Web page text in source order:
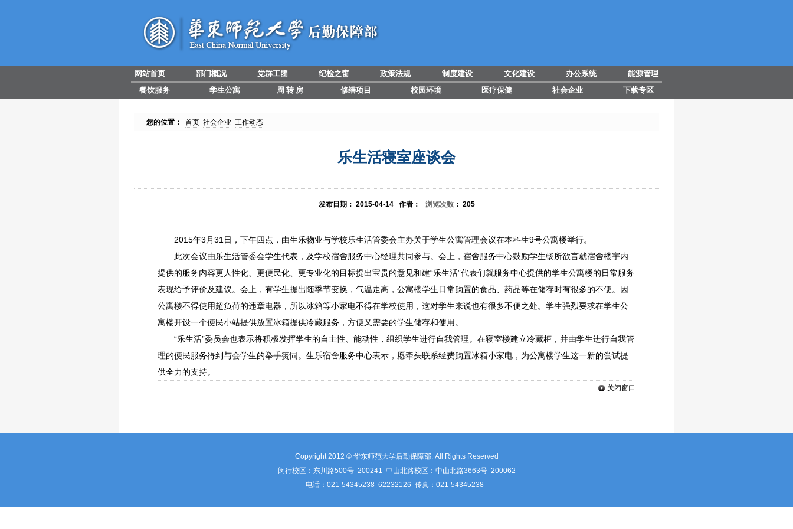
网站首页 部门概况 党群工团 纪检之窗 政策法规 制度建设 文化建设 办公系统
能源管理
餐饮服务
学生公寓 周 转 房 修缮项目 校园环境 医疗保健 社会企业 下载专区
您的位置： 首页 社会企业 工作动态
乐生活寝室座谈会
发布日期： 2015-04-14 作者： 浏览次数： 205
2015年3月31日，下午四点，由生乐物业与学校乐生活管委会主办关于学生公寓管理会议在本科生9号公寓楼举行。
此次会议由乐生活管委会学生代表，及学校宿舍服务中心经理共同参与。会上，宿舍服务中心鼓励学生畅所欲言就宿舍楼宇内
提供的服务内容更人性化、更便民化、更专业化的目标提出宝贵的意见和建“乐生活”代表们就服务中心提供的学生公寓楼的日常服务
表现给予评价及建议。会上，有学生提出随季节变换，气温走高，公寓楼学生日常购置的食品、药品等在储存时有很多的不便。因
公寓楼不得使用超负荷的违章电器，所以冰箱等小家电不得在学校使用，这对学生来说也有很多不便之处。学生强烈要求在学生公
寓楼开设一个便民小站提供放置冰箱提供冷藏服务，方便又需要的学生储存和使用。
“乐生活”委员会也表示将积极发挥学生的自主性、能动性，组织学生进行自我管理。在寝室楼建立冷藏柜，并由学生进行自我管
理的便民服务得到与会学生的举手赞同。生乐宿舍服务中心表示，愿牵头联系经费购置冰箱小家电，为公寓楼学生这一新的尝试提
供全力的支持。
关闭窗口
Copyright 2012 © 华东师范大学后勤保障部. All Rights Reserved
闵行校区：东川路500号 200241 中山北路校区：中山北路3663号 200062
电话：021-54345238 62232126 传真：021-54345238